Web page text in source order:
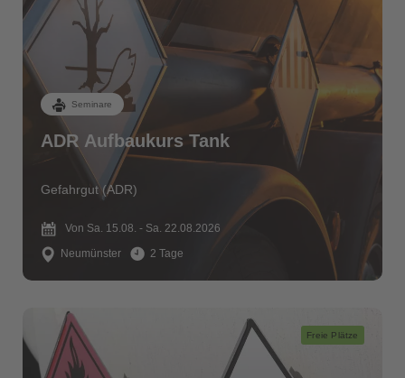
Seminare
ADR Aufbaukurs Tank
Gefahrgut (ADR)
Von Sa. 15.08. - Sa. 22.08.2026
Neumünster
2 Tage
Freie Plätze